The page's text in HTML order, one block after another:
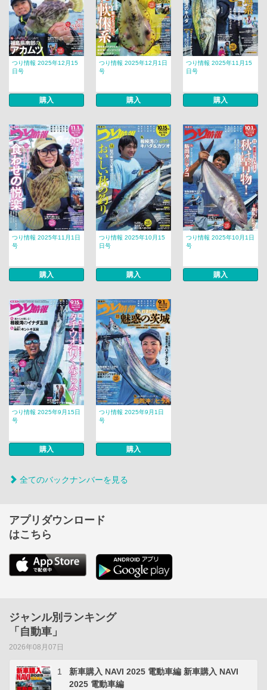
つり情報 2025年12月15
日号
購入
つり情報 2025年12月1日
号
購入
つり情報 2025年11月15
日号
購入
つり情報 2025年11月1日
号
購入
つり情報 2025年10月15
日号
購入
つり情報 2025年10月1日
号
購入
つり情報 2025年9月15日
号
購入
つり情報 2025年9月1日
号
購入
全てのバックナンバーを見る
アプリダウンロード
はこちら
ジャンル別ランキング
「自動車」
2026年08月07日
1
新車購入 NAVI 2025 電動車編 新車購入 NAVI
2025 電動車編